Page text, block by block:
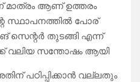
മാത്രം ആണ് ഉത്തരം
സ്ഥാപനത്തിൽ പോര്
സെന്റർ തുടങ്ങി എന്ന്
വലിയ സന്തോഷം ആയി
പഠിപ്പിക്കാൻ വല്ലതും